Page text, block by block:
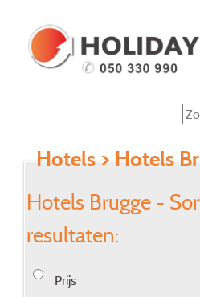
Hotels> Hotels
Hotels Brugge -
resultaten:
Prijs